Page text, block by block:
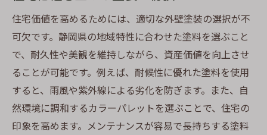
住宅価値を高めるためには、適切な外壁塗装の選択が不
可欠です。静岡県の地域特性に合わせた塗料を選ぶこと
で、耐久性や美観を維持しながら、資産価値を向上させ
ることが可能です。例えば、耐候性に優れた塗料を使用
すると、雨風や紫外線による劣化を防ぎます。また、自
然環境に調和するカラーパレットを選ぶことで、住宅の
印象を高めます。メンテナンスが容易で長持ちする塗料